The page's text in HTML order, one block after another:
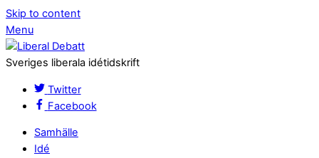
Skip to content
Menu
Sveriges liberala idétidskrift
Twitter
Facebook
Samhälle
Idé